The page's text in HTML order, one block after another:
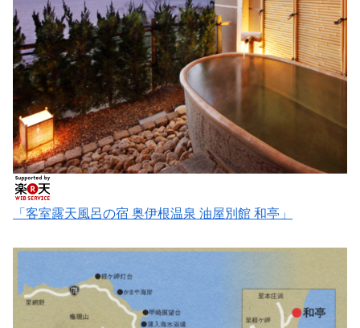
「客室露天風呂の宿 奥伊根温泉 油屋別館 和亭」